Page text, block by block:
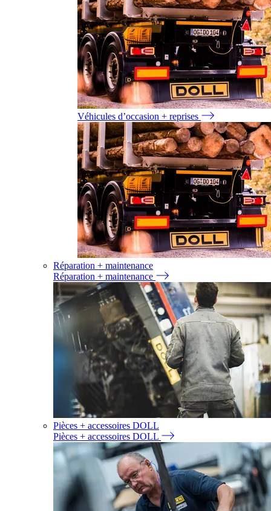
Véhicules d’occasion + reprises
Réparation + maintenance
Réparation + maintenance
Pièces + accessoires DOLL
Pièces + accessoires DOLL